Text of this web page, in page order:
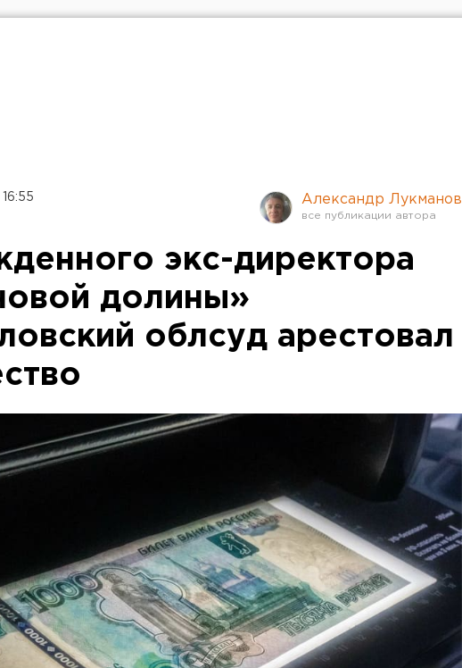
Александр Лукманов
экс-директора
долины»
облсуд арестовал